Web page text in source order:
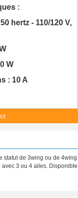
:
hertz - 110/120 V,
W
: 10 A
statut de 3wing ou de 4wing
3 ou 4 ailes. Disponible